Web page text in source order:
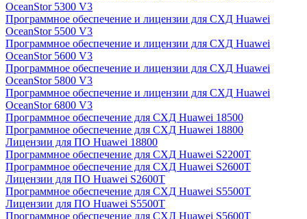
OceanStor 5300 V3
Программное обеспечение и лицензии для СХД Huawei
OceanStor 5500 V3
Программное обеспечение и лицензии для СХД Huawei
OceanStor 5600 V3
Программное обеспечение и лицензии для СХД Huawei
OceanStor 5800 V3
Программное обеспечение и лицензии для СХД Huawei
OceanStor 6800 V3
Программное обеспечение для СХД Huawei 18500
Программное обеспечение для СХД Huawei 18800
Лицензии для ПО Huawei 18800
Программное обеспечение для СХД Huawei S2200T
Программное обеспечение для СХД Huawei S2600T
Лицензии для ПО Huawei S2600T
Программное обеспечение для СХД Huawei S5500T
Лицензии для ПО Huawei S5500T
Программное обеспечение для СХД Huawei S5600T